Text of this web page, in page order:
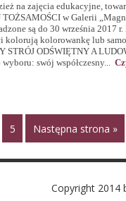
na zajęcia edukacyjne,
w Galerii
są do 30 września 2017
kolorują kolorowankę lub
STRÓJ ODŚWIĘTNY A
swój współczesny...
5 Następna strona »
Copyright 2014